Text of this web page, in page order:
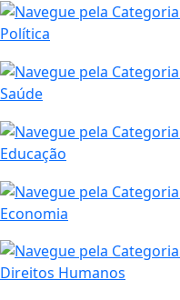
Política
Saúde
Educação
Economia
Direitos Humanos